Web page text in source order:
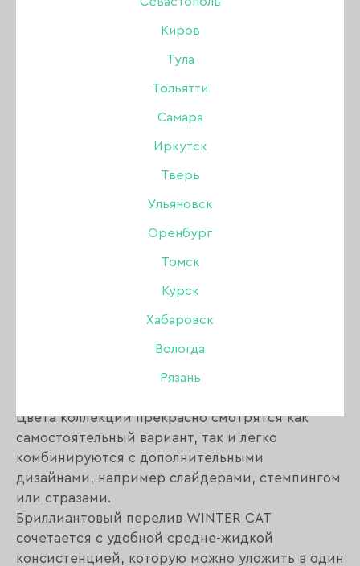
Киров
Тула
Тольятти
Самара
Иркутск
Тверь
Ульяновск
Оренбург
Томск
Курск
Хабаровск
Вологда
Рязань
В наличии в интернет-магазине
В наличии в магазинах
Коллекция WINTER CAT станет хитом среди
В ней собраны 11 самых популярных оттенков
Цвета коллекции прекрасно смотрятся как
самостоятельный вариант, так и легко
комбинируются с дополнительными
дизайнами, например слайдерами, стемпингом
или стразами.
Бриллиантовый перелив WINTER CAT
сочетается с удобной средне-жидкой
консистенцией, которую можно уложить в один